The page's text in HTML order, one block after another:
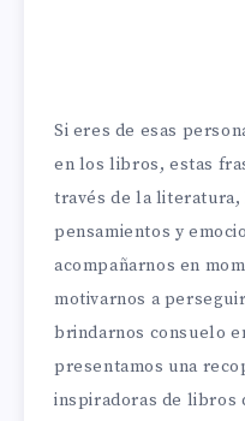
Si eres de esas
en los libros, estas
través de la
pensamientos y
acompañarnos en
motivarnos a
brindarnos consuelo
presentamos una
inspiradoras de libros